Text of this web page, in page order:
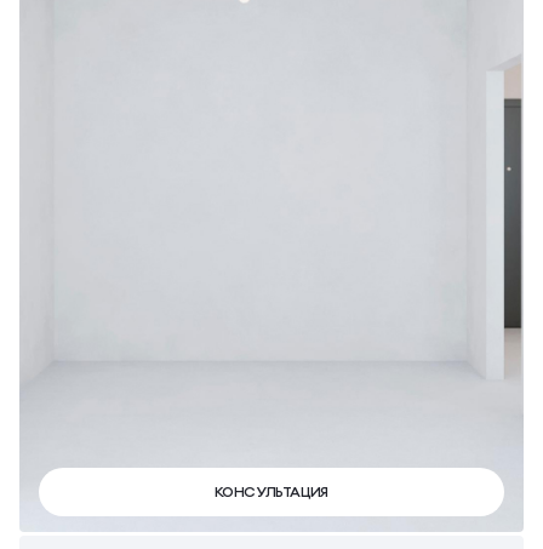
КОНСУЛЬТАЦИЯ